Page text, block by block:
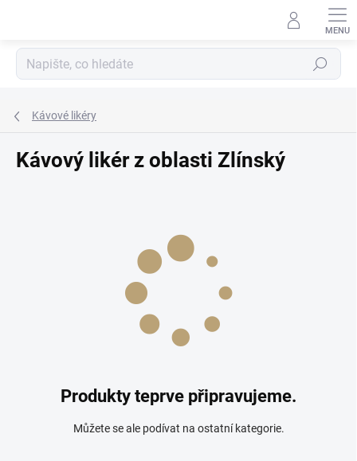
Hledat
Kávové likéry
Kávový likér z oblasti Zlínský
Produkty teprve připravujeme.
Můžete se ale podívat na ostatní kategorie.